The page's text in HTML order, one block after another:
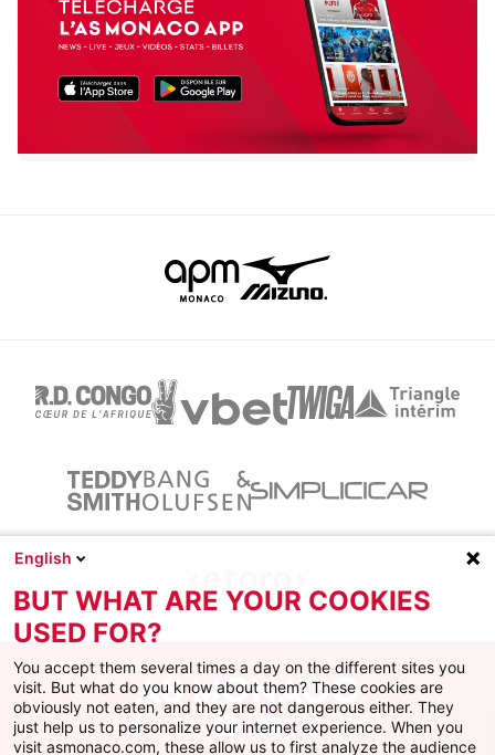
Facebook
X Instagram
YoutubeTikTokTwitch
English
BUT WHAT ARE YOUR COOKIES
USED FOR?
You accept them several times a day on the different sites you
visit. But what do you know about them? These cookies are
obviously not eaten, and they are not dangerous either. They
just help us to personalize your internet experience. When you
visit asmonaco.com, these allow us to first analyze the audience